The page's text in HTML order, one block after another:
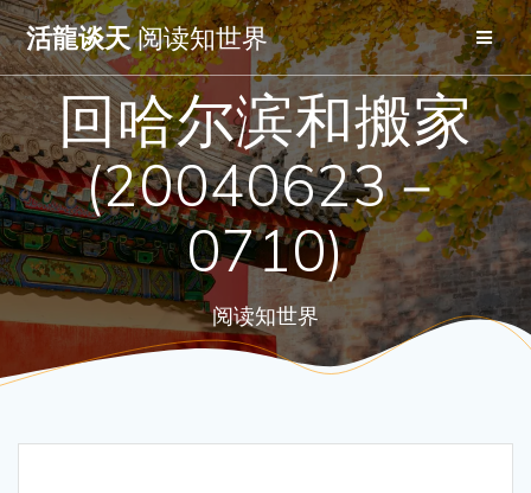
Skip
to
content
活龍谈天阅读知世界
回哈尔滨和搬家
(20040623－
0710)
阅读知世界